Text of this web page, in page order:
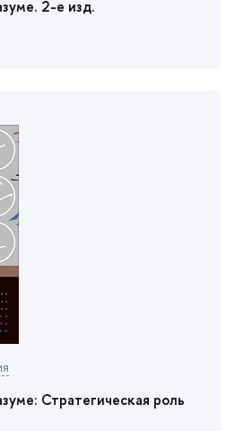
2-e изд.
Стратегическая роль